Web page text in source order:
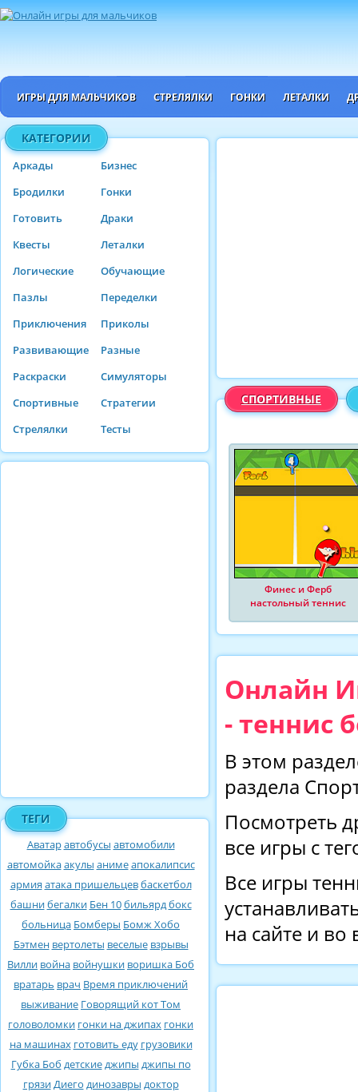
ИГРЫ ДЛЯ МАЛЬЧИКОВ СТРЕЛЯЛКИ ГОНКИ ЛЕТАЛКИ
КАТЕГОРИИ
Аркады
Бизнес
Бродилки
Гонки
Готовить
Драки
Квесты
Леталки
Логические
Обучающие
Пазлы
Переделки
Приключения
Приколы
Развивающие
Разные
Раскраски
Симуляторы
Спортивные
Стратегии
Стрелялки
Тесты
ТЕГИ
Аватаравтобусы автомобили
автомойкаакулы анимеапокалипсис
армия атака пришельцевбаскетбол
башнибегалки Бен 10бильярдбокс
больница Бомберы Бомж Хобо
Бэтмен вертолеты веселые взрывы
Вилли война войнушки воришка Боб
вратарь врач Время приключений
выживание Говорящий кот Том
головоломки гонки на джипах гонки
на машинах готовить еду грузовики
Губка Боб детскиеджипы джипы по
грязиДиего динозавры доктор
СПОРТИВНЫЕ
Финес и Ферб
настольный теннис
Онлайн
- теннис
В этом
раздела
Посмотреть
все игры с
Все игры
на сайте и